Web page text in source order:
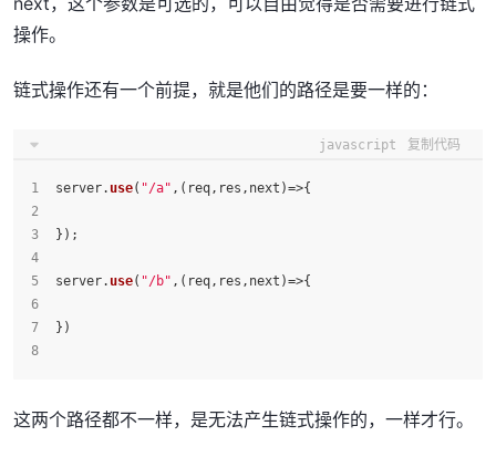
操作。
链式操作还有一个前提，就是他们的路径是要一样的：
javascript 复制代码
server. use( "/a" , ( req,res,next )=>{
});
server. use( "/b" , ( req,res,next )=>{
})
这两个路径都不一样，是无法产生链式操作的，一样才行。